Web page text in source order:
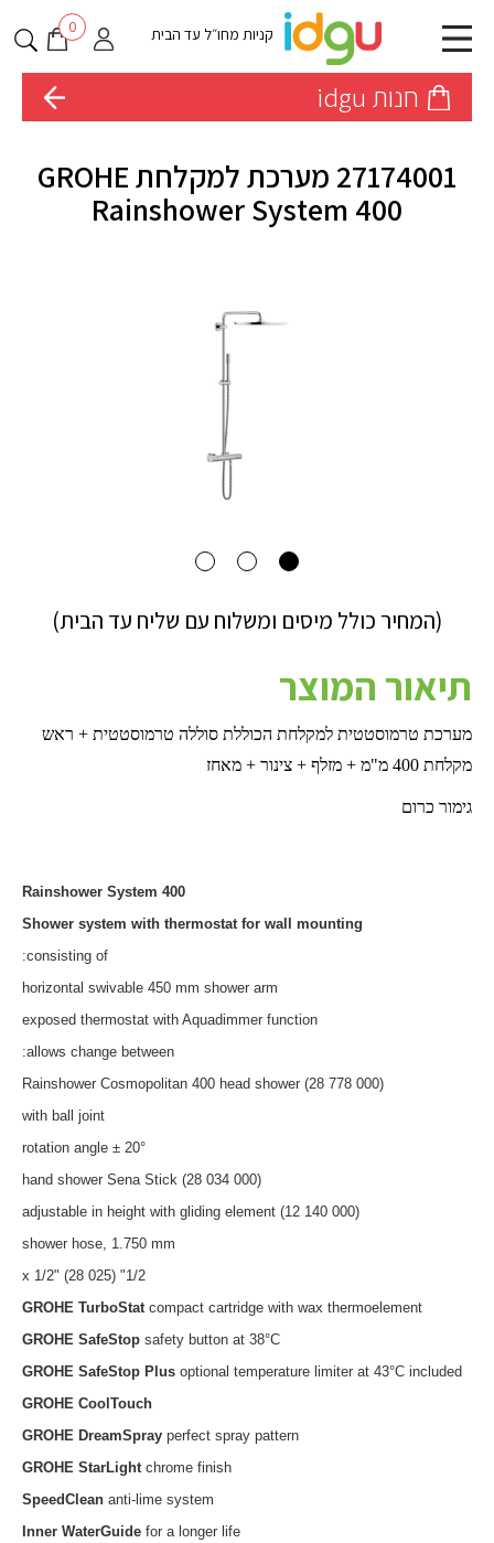
קניות מחו״ל עד הבית 0
חנות idgu
27174001 מערכת למקלחת GROHE
Rainshower System 400
(המחיר כולל מיסים ומשלוח עם שליח עד הבית)
תיאור המוצר
מערכת טרמוסטטית למקלחת הכוללת סוללה טרמוסטטית + ראש
מקלחת 400 מ"מ + מזלף + צינור + מאחז
גימור כרום
Rainshower System 400
Shower system with thermostat for wall mounting
consisting of:
horizontal swivable 450 mm shower arm
exposed thermostat with Aquadimmer function
allows change between:
Rainshower Cosmopolitan 400 head shower (28 778 000)
with ball joint
rotation angle ± 20°
hand shower Sena Stick (28 034 000)
adjustable in height with gliding element (12 140 000)
shower hose, 1.750 mm
1/2" x 1/2" (28 025)
GROHE TurboStatcompact cartridge with wax thermoelement
GROHE SafeStop safety button at 38°C
GROHE SafeStop Plus optional temperature limiter at 43°C included
GROHE CoolTouch
GROHE DreamSpray perfect spray pattern
GROHE StarLightchrome finish
SpeedClean anti-lime system
Inner WaterGuide for a longer life